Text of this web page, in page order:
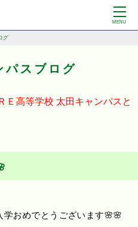
グ
パスブログ
Ｅ高等学校 太田キャンパスと
おめでとうございます🌸🌸